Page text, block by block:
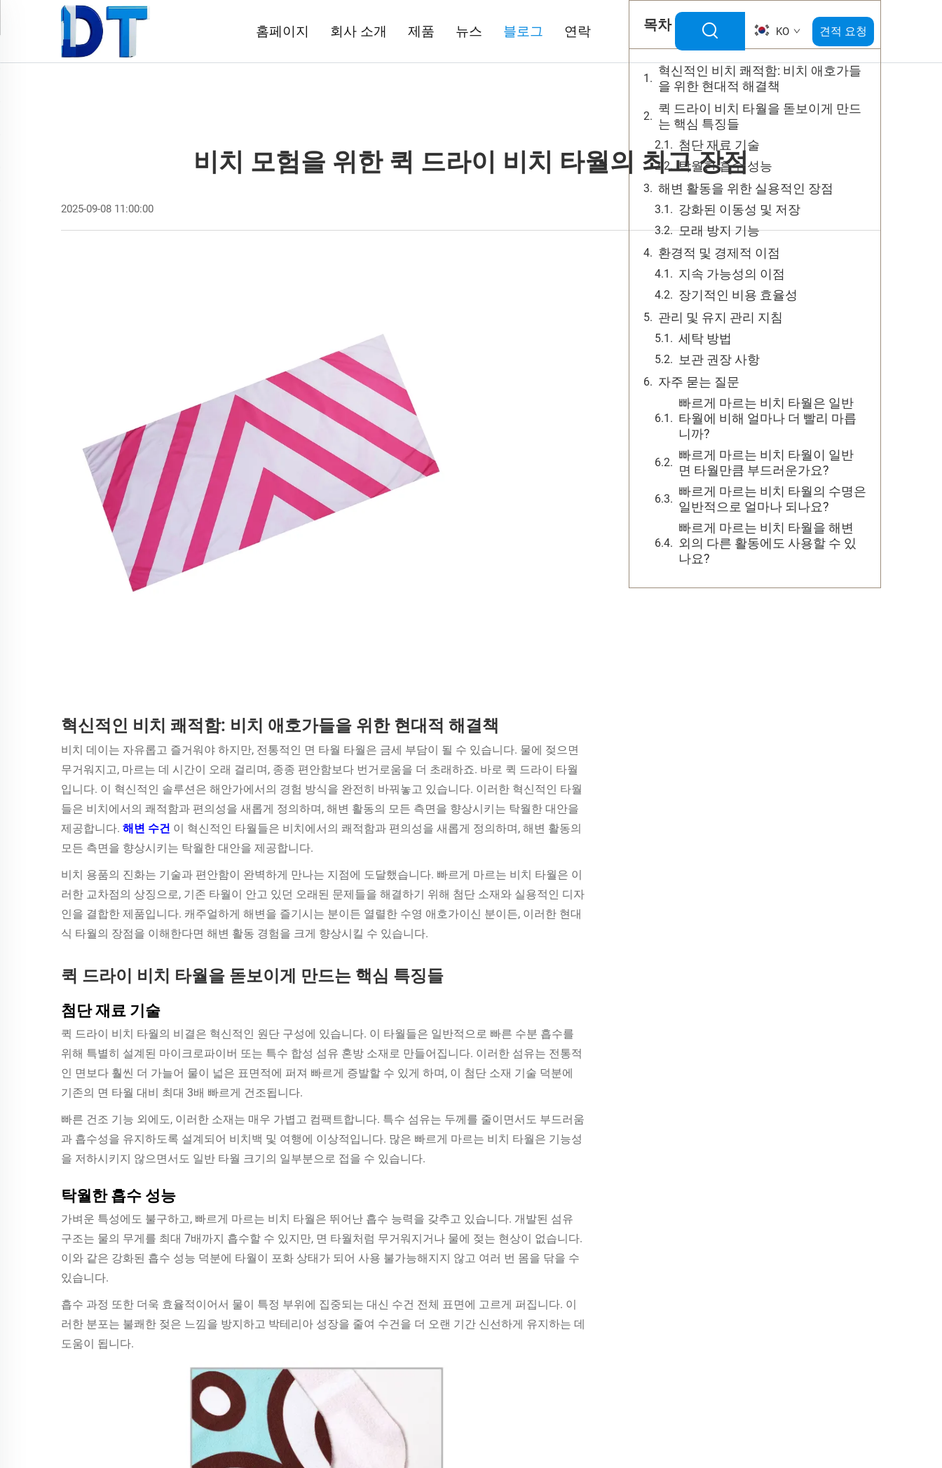
홈페이지 회사 소개 제품 뉴스 블로그 연락 KO 견적 요청
비치 모험을 위한 퀵 드라이 비치 타월의 최고 장점
2025-09-08 11:00:00
혁신적인 비치 쾌적함: 비치 애호가들을 위한 현대적 해결책
비치 데이는 자유롭고 즐거워야 하지만, 전통적인 면 타월 타월은 금세 부담이 될 수 있습니다. 물에 젖으면
무거워지고, 마르는 데 시간이 오래 걸리며, 종종 편안함보다 번거로움을 더 초래하죠. 바로 퀵 드라이 타월
입니다. 이 혁신적인 솔루션은 해안가에서의 경험 방식을 완전히 바꿔놓고 있습니다. 이러한 혁신적인 타월
들은 비치에서의 쾌적함과 편의성을 새롭게 정의하며, 해변 활동의 모든 측면을 향상시키는 탁월한 대안을
제공합니다. 해변 수건 이 혁신적인 타월들은 비치에서의 쾌적함과 편의성을 새롭게 정의하며, 해변 활동의
모든 측면을 향상시키는 탁월한 대안을 제공합니다.
비치 용품의 진화는 기술과 편안함이 완벽하게 만나는 지점에 도달했습니다. 빠르게 마르는 비치 타월은 이
러한 교차점의 상징으로, 기존 타월이 안고 있던 오래된 문제들을 해결하기 위해 첨단 소재와 실용적인 디자
인을 결합한 제품입니다. 캐주얼하게 해변을 즐기시는 분이든 열렬한 수영 애호가이신 분이든, 이러한 현대
식 타월의 장점을 이해한다면 해변 활동 경험을 크게 향상시킬 수 있습니다.
퀵 드라이 비치 타월을 돋보이게 만드는 핵심 특징들
첨단 재료 기술
퀵 드라이 비치 타월의 비결은 혁신적인 원단 구성에 있습니다. 이 타월들은 일반적으로 빠른 수분 흡수를
위해 특별히 설계된 마이크로파이버 또는 특수 합성 섬유 혼방 소재로 만들어집니다. 이러한 섬유는 전통적
인 면보다 훨씬 더 가늘어 물이 넓은 표면적에 퍼져 빠르게 증발할 수 있게 하며, 이 첨단 소재 기술 덕분에
기존의 면 타월 대비 최대 3배 빠르게 건조됩니다.
빠른 건조 기능 외에도, 이러한 소재는 매우 가볍고 컴팩트합니다. 특수 섬유는 두께를 줄이면서도 부드러움
과 흡수성을 유지하도록 설계되어 비치백 및 여행에 이상적입니다. 많은 빠르게 마르는 비치 타월은 기능성
을 저하시키지 않으면서도 일반 타월 크기의 일부분으로 접을 수 있습니다.
탁월한 흡수 성능
가벼운 특성에도 불구하고, 빠르게 마르는 비치 타월은 뛰어난 흡수 능력을 갖추고 있습니다. 개발된 섬유
구조는 물의 무게를 최대 7배까지 흡수할 수 있지만, 면 타월처럼 무거워지거나 물에 젖는 현상이 없습니다.
이와 같은 강화된 흡수 성능 덕분에 타월이 포화 상태가 되어 사용 불가능해지지 않고 여러 번 몸을 닦을 수
있습니다.
흡수 과정 또한 더욱 효율적이어서 물이 특정 부위에 집중되는 대신 수건 전체 표면에 고르게 퍼집니다. 이
러한 분포는 불쾌한 젖은 느낌을 방지하고 박테리아 성장을 줄여 수건을 더 오랜 기간 신선하게 유지하는 데
도움이 됩니다.
목차
혁신적인 비치 쾌적함: 비치 애호가들
을 위한 현대적 해결책
퀵 드라이 비치 타월을 돋보이게 만드
는 핵심 특징들
첨단 재료 기술
탁월한 흡수 성능
해변 활동을 위한 실용적인 장점
강화된 이동성 및 저장
모래 방지 기능
환경적 및 경제적 이점
지속 가능성의 이점
장기적인 비용 효율성
관리 및 유지 관리 지침
세탁 방법
보관 권장 사항
자주 묻는 질문
빠르게 마르는 비치 타월은 일반
타월에 비해 얼마나 더 빨리 마릅
니까?
빠르게 마르는 비치 타월이 일반
면 타월만큼 부드러운가요?
빠르게 마르는 비치 타월의 수명은
일반적으로 얼마나 되나요?
빠르게 마르는 비치 타월을 해변
외의 다른 활동에도 사용할 수 있
나요?